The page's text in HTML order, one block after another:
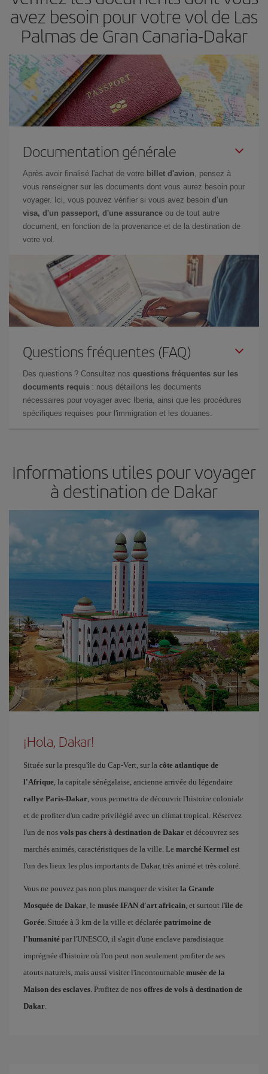
avez besoin pour votre vol de Las
Palmas de Gran Canaria-Dakar
Documentation générale
Après avoir finalisé l'achat de votre billet d'avion, pensez à
vous renseigner sur les documents dont vous aurez besoin pour
voyager. Ici, vous pouvez vérifier si vous avez besoin d'un
visa, d'un passeport, d'une assurance ou de tout autre
document, en fonction de la provenance et de la destination de
votre vol.
Questions fréquentes (FAQ)
Des questions ? Consultez nos questions fréquentes sur les
documents requis : nous détaillons les documents
nécessaires pour voyager avec Iberia, ainsi que les procédures
spécifiques requises pour l'immigration et les douanes.
Informations utiles pour voyager
à destination de Dakar
¡Hola, Dakar!
Située sur la presqu'île du Cap-Vert, sur la côte atlantique de
l'Afrique, la capitale sénégalaise, ancienne arrivée du légendaire
rallye Paris-Dakar, vous permettra de découvrir l'histoire coloniale
et de profiter d'un cadre privilégié avec un climat tropical. Réservez
l'un de nos vols pas chers à destination de Dakar et découvrez ses
marchés animés, caractéristiques de la ville. Le marché Kermel est
l'un des lieux les plus importants de Dakar, très animé et très coloré.
Vous ne pouvez pas non plus manquer de visiter la Grande
Mosquée de Dakar, le musée IFAN d'art africain, et surtout l'île de
Gorée. Située à 3 km de la ville et déclarée patrimoine de
l'humanité par l'UNESCO, il s'agit d'une enclave paradisiaque
imprégnée d'histoire où l'on peut non seulement profiter de ses
atouts naturels, mais aussi visiter l'incontournable musée de la
Maison des esclaves. Profitez de nos offres de vols à destination de
Dakar.